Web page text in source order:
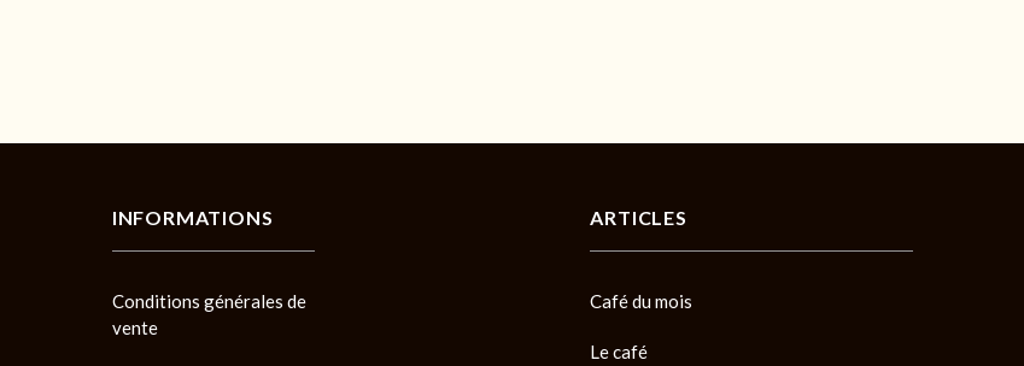
INFORMATIONS
Conditions générales de
vente
ARTICLES
Café du mois
Le café